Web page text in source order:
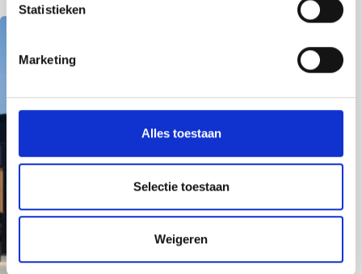
e
Statistieken
Marketing
Alles toestaan
Selectie toestaan
Weigeren